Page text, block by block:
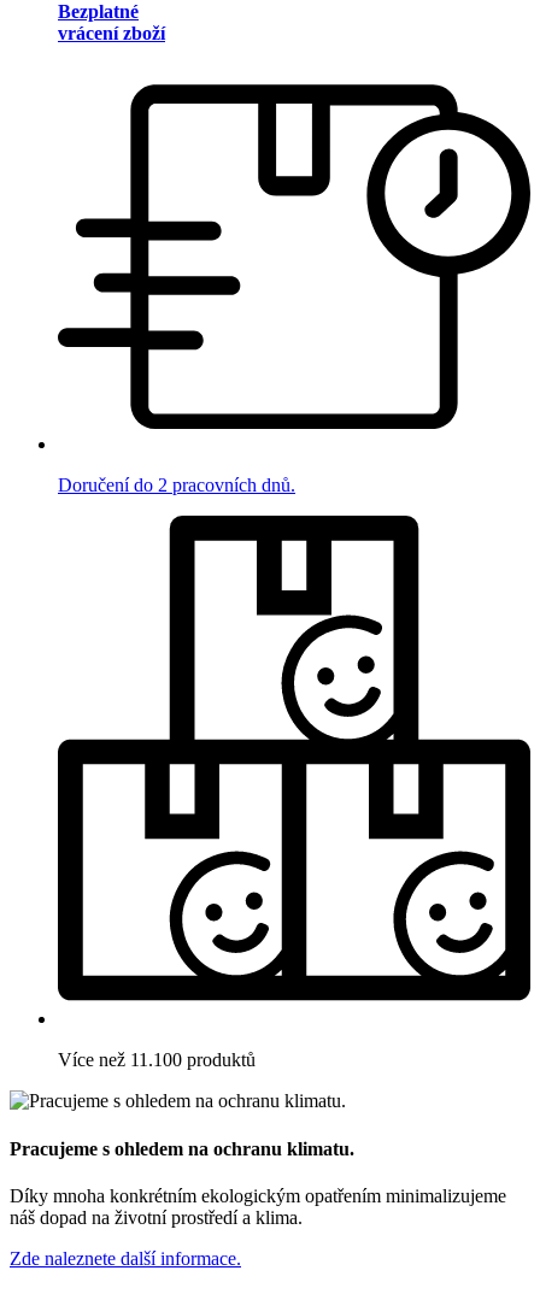
Bezplatné
vrácení zboží
Doručení do 2 pracovních dnů.
Více než 11.100 produktů
Pracujeme s ohledem na ochranu klimatu.
Díky mnoha konkrétním ekologickým opatřením minimalizujeme
náš dopad na životní prostředí a klima.
Zde naleznete další informace.